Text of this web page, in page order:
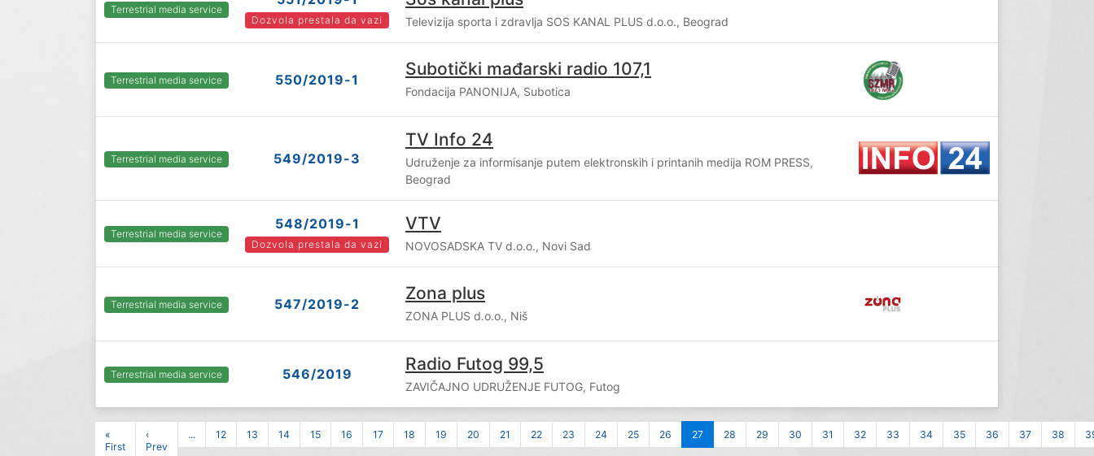
Terrestrial media service
Dozvola prestala da vazi Televizija sporta i zdravlja SOS KANAL PLUS d.o.o., Beograd
Terrestrial media service 550/2019-1
Subotički mađarski radio 107,1
Fondacija PANONIJA, Subotica
Terrestrial media service 549/2019-3
TV Info 24
Udruženje za informisanje putem elektronskih i printanih medija ROM PRESS,
Beograd
Terrestrial media service
548/2019-1
Dozvola prestala da vazi
VTV
NOVOSADSKA TV d.o.o., Novi Sad
Terrestrial media service 547/2019-2
Zona plus
ZONA PLUS d.o.o., Niš
Terrestrial media service 546/2019 Radio Futog 99,5
ZAVIČAJNO UDRUŽENJE FUTOG, Futog
«
First
‹
Prev
... 12 13 14 15 16 17 18 19 20 21 22 23 24 25 26 27 28 29 30 31 32 33 34 35 36 37 38